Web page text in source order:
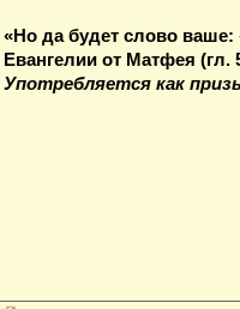
«Но да будет слово ваше:
Евангелии от Матфея (гл.
Употребляется как